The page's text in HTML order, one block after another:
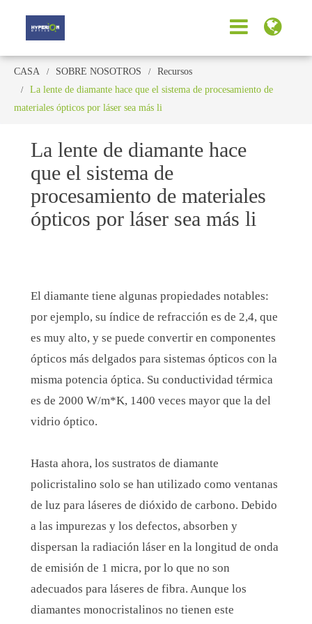
CASA SOBRE NOSOTROS
Recursos
La lente de diamante hace que el sistema de procesamiento de
materiales ópticos por láser sea más li
La lente de diamante hace
que el sistema de
procesamiento de materiales
ópticos por láser sea más li
El diamante tiene algunas propiedades notables:
por ejemplo, su índice de refracción es de 2,4, que
es muy alto, y se puede convertir en componentes
ópticos más delgados para sistemas ópticos con la
misma potencia óptica. Su conductividad térmica
es de 2000 W/m*K, 1400 veces mayor que la del
vidrio óptico.
Hasta ahora, los sustratos de diamante
policristalino solo se han utilizado como ventanas
de luz para láseres de dióxido de carbono. Debido
a las impurezas y los defectos, absorben y
dispersan la radiación láser en la longitud de onda
de emisión de 1 micra, por lo que no son
adecuados para láseres de fibra. Aunque los
diamantes monocristalinos no tienen este